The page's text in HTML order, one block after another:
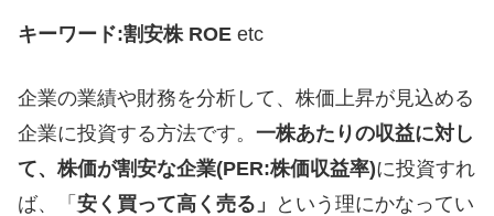
キーワード:割安株 ROE etc
企業の業績や財務を分析して、株価上昇が見込める
企業に投資する方法です。 一株あたりの収益に対し
て、株価が割安な企業(PER:株価収益率)に投資すれ
ば、「 安く買って高く売る」
という理にかなってい